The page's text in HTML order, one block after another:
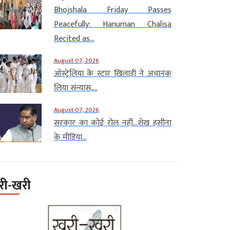
Bhojshala Friday Passes
Peacefully: Hanuman Chalisa
Recited as...
August 07, 2026
ऑस्ट्रेलिया के स्टार खिलाड़ी ने अचानक
लिया संन्यास,...
August 07, 2026
सरकार का कोई रोल नहीं…शेख हसीना
के मीडिया...
खरी